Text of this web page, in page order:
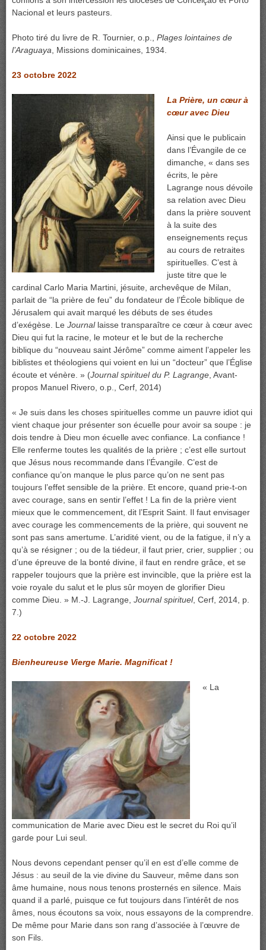
Nacional et leurs pasteurs.
Photo tiré du livre de R. Tournier, o.p., Plages lointaines de
l’Araguaya , Missions dominicaines, 1934.
23 octobre 2022
La Prière, un cœur à
cœur avec Dieu
Ainsi que le publicain
dans l’Évangile de ce
dimanche, « dans ses
écrits, le père
Lagrange nous dévoile
sa relation avec Dieu
dans la prière souvent
à la suite des
enseignements reçus
au cours de retraites
spirituelles. C’est à
juste titre que le
cardinal Carlo Maria Martini, jésuite, archevêque de Milan,
parlait de “la prière de feu” du fondateur de l’École biblique de
Jérusalem qui avait marqué les débuts de ses études
d’exégèse. Le Journallaisse transparaître ce cœur à cœur avec
Dieu qui fut la racine, le moteur et le but de la recherche
biblique du “nouveau saint Jérôme” comme aiment l’appeler les
biblistes et théologiens qui voient en lui un “docteur” que l’Église
écoute et vénère. » (Journal spirituel du P. Lagrange , Avant-
propos Manuel Rivero, o.p., Cerf, 2014)
« Je suis dans les choses spirituelles comme un pauvre idiot qui
vient chaque jour présenter son écuelle pour avoir sa soupe : je
dois tendre à Dieu mon écuelle avec confiance. La confiance !
Elle renferme toutes les qualités de la prière ; c’est elle surtout
que Jésus nous recommande dans l’Évangile. C’est de
confiance qu’on manque le plus parce qu’on ne sent pas
toujours l’effet sensible de la prière. Et encore, quand prie-t-on
avec courage, sans en sentir l’effet ! La fin de la prière vient
mieux que le commencement, dit l’Esprit Saint. Il faut envisager
avec courage les commencements de la prière, qui souvent ne
sont pas sans amertume. L’aridité vient, ou de la fatigue, il n’y a
qu’à se résigner ; ou de la tiédeur, il faut prier, crier, supplier ; ou
d’une épreuve de la bonté divine, il faut en rendre grâce, et se
rappeler toujours que la prière est invincible, que la prière est la
voie royale du salut et le plus sûr moyen de glorifier Dieu
comme Dieu. » M.-J. Lagrange, Journal spirituel, Cerf, 2014, p.
7.)
22 octobre 2022
Bienheureuse Vierge Marie. Magnificat !
« La
communication de Marie avec Dieu est le secret du Roi qu’il
garde pour Lui seul.
Nous devons cependant penser qu’il en est d’elle comme de
Jésus : au seuil de la vie divine du Sauveur, même dans son
âme humaine, nous nous tenons prosternés en silence. Mais
quand il a parlé, puisque ce fut toujours dans l’intérêt de nos
âmes, nous écoutons sa voix, nous essayons de la comprendre.
De même pour Marie dans son rang d’associée à l’œuvre de
son Fils.